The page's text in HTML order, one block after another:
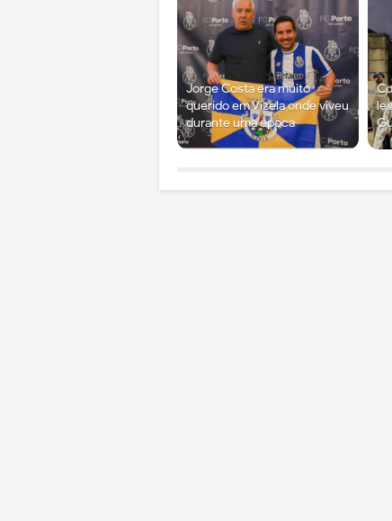
Jorge Costa era muito
querido em Vizela onde viveu
durante uma época